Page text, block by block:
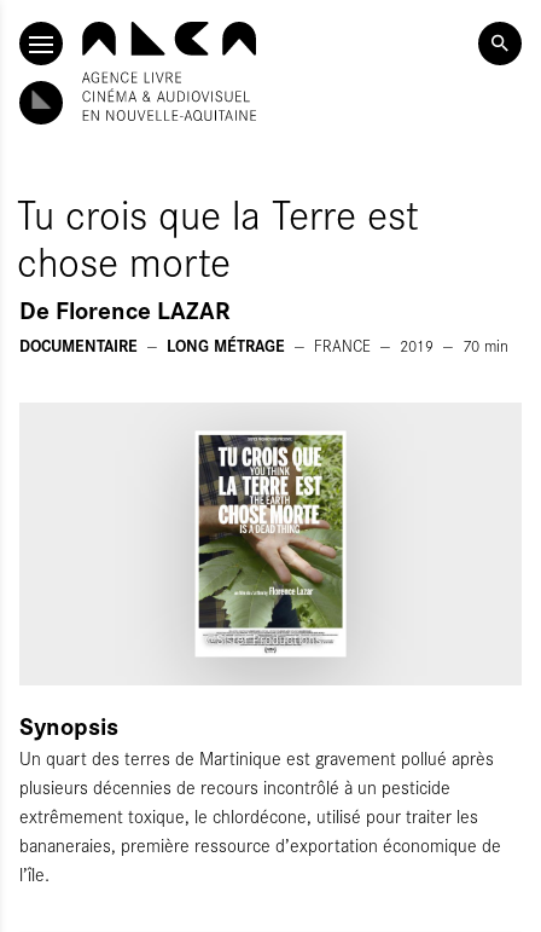
ALLER AU CONTENU PRINCIPAL
Tu crois que la Terre est
chose morte
De Florence LAZAR
DOCUMENTAIRE LONG MÉTRAGE FRANCE 2019 70 min
@Sister Productions
Synopsis
Un quart des terres de Martinique est gravement pollué après
plusieurs décennies de recours incontrôlé à un pesticide
extrêmement toxique, le chlordécone, utilisé pour traiter les
bananeraies, première ressource d’exportation économique de
l’île.